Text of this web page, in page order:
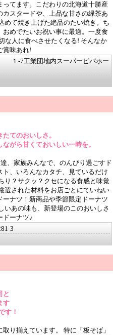
てます。こだわりの北海道十勝産
スタードや、上品な甘さの緑茶あ
めて焼き上げた絶品のたい焼き。ち
おめでたいお祝い事に最適。一度食
な人に食べさせたくなる! そんなか
賞味あれ!
-7工業団地内スーパービバホー
てのおいしさ。
がら甘くておいしい一時を。
、家族みんなで、のんびり過ごすド
、いろんなカタチ、見ているだけ
り？サクッ？クセになる食感と味覚
選された材料をお店ごとにていねい
ナツ！新商品や季節限定ドーナツ
いあの味も、新登場のこのおいしさ
ドーナツ♪
3
と
す
す！
り揃えています。 特に「板そば」